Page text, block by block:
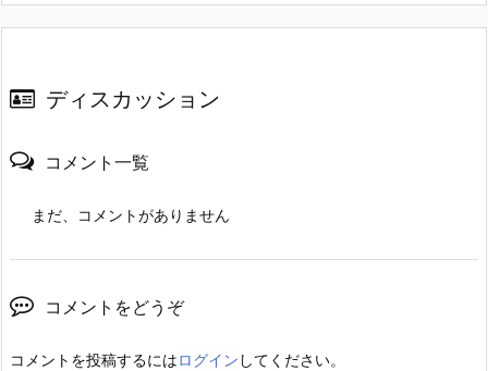
ディスカッション
コメント一覧
まだ、コメントがありません
コメントをどうぞ
コメントを投稿するにはログイン してください。